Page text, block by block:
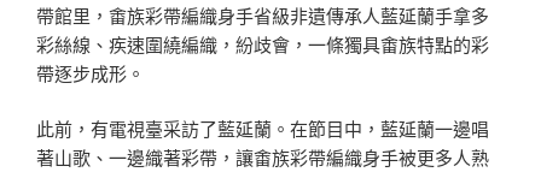
帶館里，畬族彩帶編織身手省級非遺傳承人藍延蘭手拿多
彩絲線、疾速圍繞編織，紛歧會，一條獨具畬族特點的彩
帶逐步成形。
此前，有電視臺采訪了藍延蘭。在節目中，藍延蘭一邊唱
著山歌、一邊織著彩帶，讓畬族彩帶編織身手被更多人熟